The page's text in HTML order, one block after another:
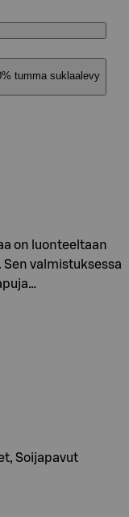
tumma suklaalevy
on luonteeltaan
valmistuksessa
Soijapavut